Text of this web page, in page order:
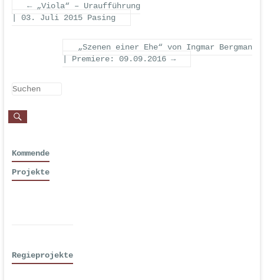
←„Viola“ – Uraufführung
| 03. Juli 2015 Pasing
„Szenen einer Ehe“ von Ingmar Bergman
| Premiere: 09.09.2016→
Kommende
Projekte
Regieprojekte